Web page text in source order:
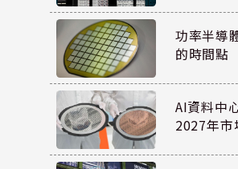
功率半導
的時間點
AI資料中
2027年市